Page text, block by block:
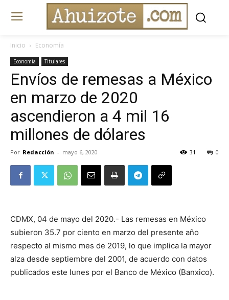
Inicio Economía
Economía Titulares
Envíos de remesas a México
en marzo de 2020
ascendieron a 4 mil 16
millones de dólares
Por Redacción - mayo 6, 2020 0
31
CDMX, 04 de mayo del 2020.- Las remesas en México
subieron 35.7 por ciento en marzo del presente año
respecto al mismo mes de 2019, lo que implica la mayor
alza desde septiembre del 2001, de acuerdo con datos
publicados este lunes por el Banco de México (Banxico).